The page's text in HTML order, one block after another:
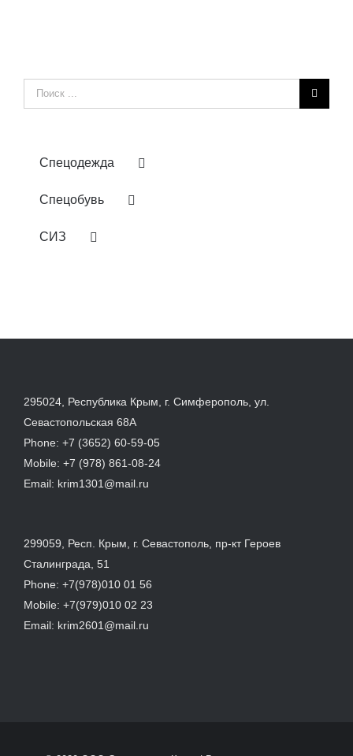
Результат
поиска:
Спецодежда
Спецобувь
СИЗ
295024, Республика Крым, г. Симферополь, ул.
Севастопольская 68А
Phone: +7 (3652) 60-59-05
Mobile: +7 (978) 861-08-24
Email: krim1301@mail.ru
299059, Респ. Крым, г. Севастополь, пр-кт Героев
Сталинграда, 51
Phone: +7(978)010 01 56
Mobile: +7(979)010 02 23
Email: krim2601@mail.ru